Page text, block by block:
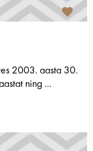
2003. aasta 30.
ning ...